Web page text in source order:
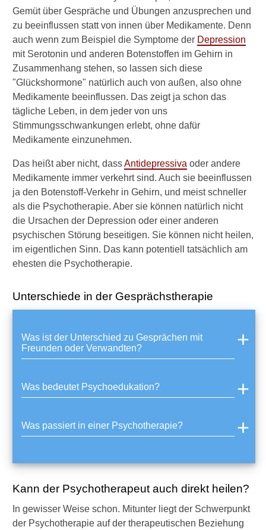
Gemüt über Gespräche und Übungen anzusprechen und
zu beeinflussen statt von innen über Medikamente. Denn
auch wenn zum Beispiel die Symptome der Depression
mit Serotonin und anderen Botenstoffen im Gehirn in
Zusammenhang stehen, so lassen sich diese
"Glückshormone" natürlich auch von außen, also ohne
Medikamente beeinflussen. Das zeigt ja schon das
tägliche Leben, in dem jeder von uns
Stimmungsschwankungen erlebt, ohne dafür
Medikamente einzunehmen.
Das heißt aber nicht, dassAntidepressiva oder andere
Medikamente immer verkehrt sind. Auch sie beeinflussen
ja den Botenstoff-Verkehr in Gehirn, und meist schneller
als die Psychotherapie. Aber sie können natürlich nicht
die Ursachen der Depression oder einer anderen
psychischen Störung beseitigen. Sie können nicht heilen,
im eigentlichen Sinn. Das kann potentiell tatsächlich am
ehesten die Psychotherapie.
Unterschiede in der Gesprächstherapie
Was ist der Unterschied zu Gesprächen mit
Freunden oder Verwandten?
Was bedeutet Psychoedukation?
Was passiert in einer Psychotherapie?
Kann der Psychotherapeut auch direkt heilen?
In gewisser Weise schon. Mitunter liegt der Schwerpunkt
der Psychotherapie auf der therapeutischen Beziehung
e
r
a
e
u
t
e
n
m
m
i
s
t
e
a
c
h
t
?
a
n
n
c
h
n
e
a
e
u